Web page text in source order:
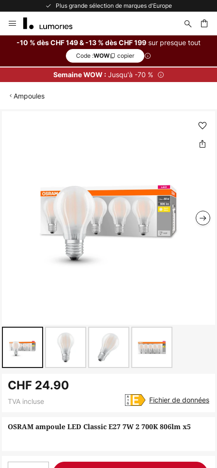
Plus grande sélection de marques d'Europe
Allez
au
contenu
-10 % dès CHF 149 & -13 % dès CHF 199 sur presque tout
Code :WOW copier
Semaine WOW :Jusqu'à -70 %
Ampoules
to
the
of
gallery
OSRAM ampoule LED Classic E27 7W 2 700K 806lm x5
CHF 24.90
TVA incluse Fichier de données